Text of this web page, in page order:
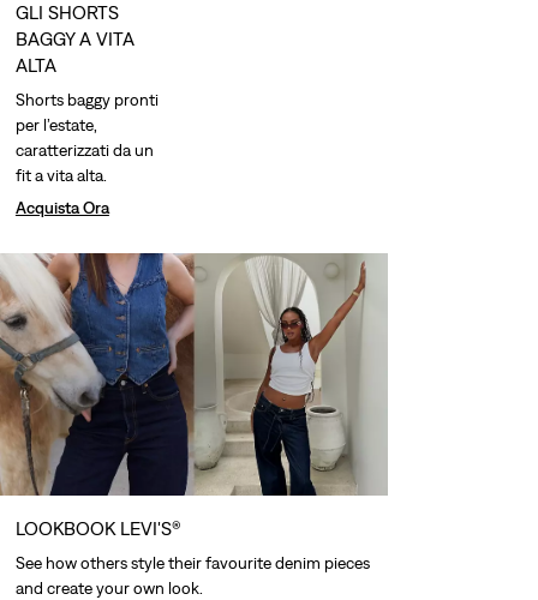
GLI SHORTS
BAGGY A VITA
ALTA
Shorts baggy pronti
per l’estate,
caratterizzati da un
fit a vita alta.
Acquista Ora
LOOKBOOK LEVI'S®
See how others style their favourite denim pieces
and create your own look.